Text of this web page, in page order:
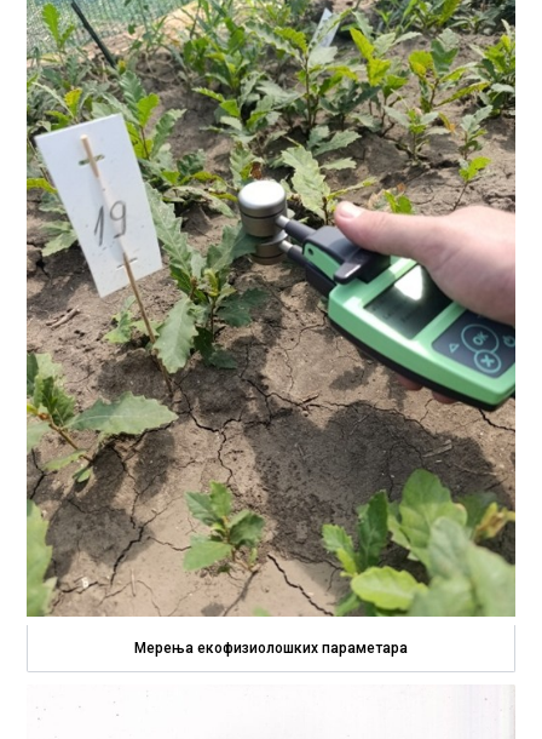
Мерења екофизиолошких параметара